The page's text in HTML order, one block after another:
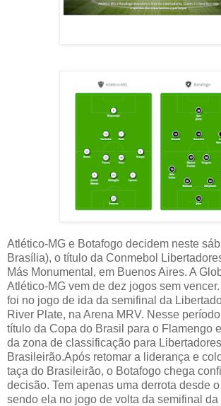
Atlético-MG e Botafogo decidem neste
Brasília), o título da Conmebol
Más Monumental, em Buenos Aires. A
Atlético-MG vem de dez jogos sem
foi no jogo de ida da semifinal da
River Plate, na Arena MRV. Nesse
título da Copa do Brasil para o Flamengo
da zona de classificação para
Brasileirão.Após retomar a liderança e
taça do Brasileirão, o Botafogo chega
decisão. Tem apenas uma derrota desde
sendo ela no jogo de volta da semifinal da